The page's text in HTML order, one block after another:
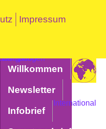
Impressum
International
überspringen
Willkommen
Newsletter
Infobrief